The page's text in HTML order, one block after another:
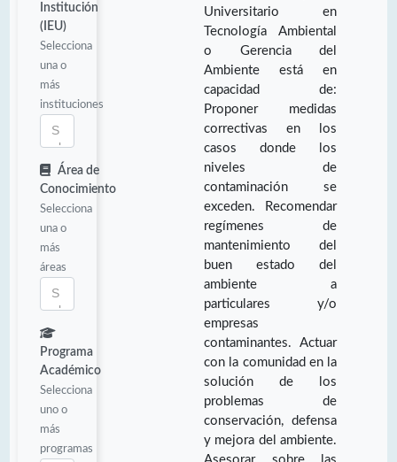
Institución
(IEU)
Selecciona
una o
más
instituciones
Área de
Conocimiento
Selecciona
una o
más
áreas
Programa
Académico
Selecciona
uno o
más
programas
Universitario en
Tecnología Ambiental
o Gerencia del
Ambiente está en
capacidad de:
Proponer medidas
correctivas en los
casos donde los
niveles de
contaminación se
exceden. Recomendar
regímenes de
mantenimiento del
buen estado del
ambiente a
particulares y/o
empresas
contaminantes. Actuar
con la comunidad en la
solución de los
problemas de
conservación, defensa
y mejora del ambiente.